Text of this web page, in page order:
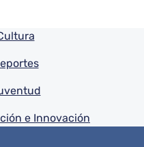
e Innovación